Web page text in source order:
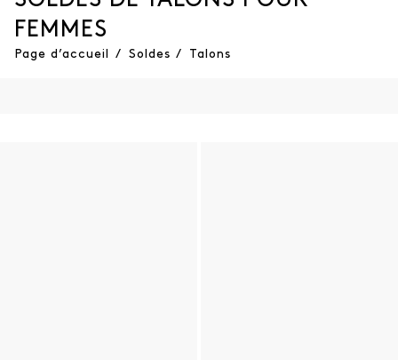
FEMMES
Page d’accueil / Soldes / Talons